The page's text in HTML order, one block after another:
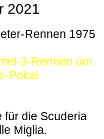
2021
Rennen 1975
3-Rennen um
Pokal
für die Scuderia
Miglia.